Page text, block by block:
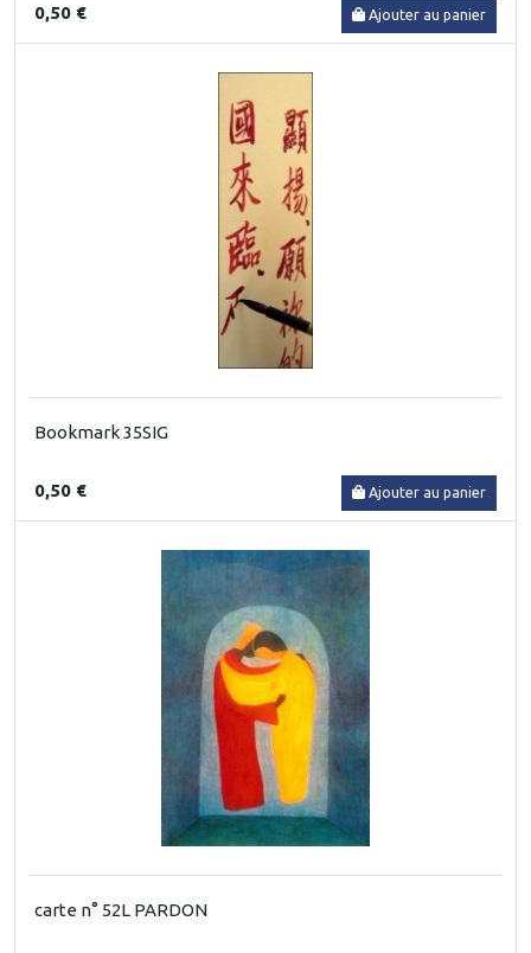
0,50 € Ajouter au panier
Bookmark 35SIG
0,50 € Ajouter au panier
carte n° 52L PARDON